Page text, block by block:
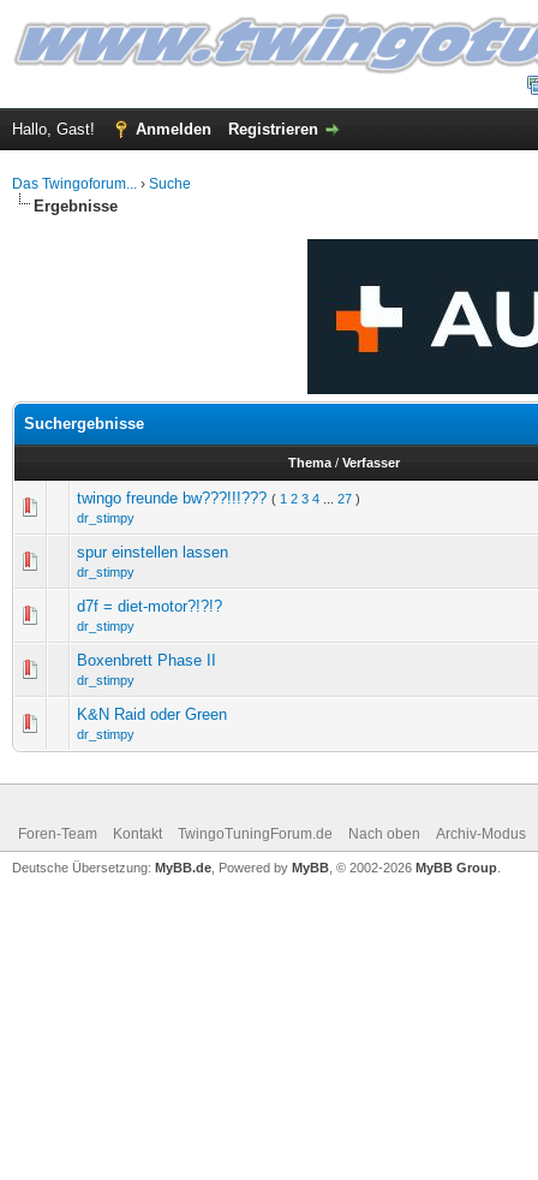
Hallo, Gast! Anmelden Registrieren
Das Twingoforum... › Suche
Ergebnisse
Suchergebnisse
Thema / Verfasser
twingo freunde bw???!!!??? ( 1 2 3 4 27 )
dr_stimpy
spur einstellen lassen
dr_stimpy
d7f = diet-motor?!?!?
dr_stimpy
Boxenbrett Phase II
dr_stimpy
K&N Raid oder Green
dr_stimpy
Foren-Team Kontakt TwingoTuningForum.de Nach oben Archiv-Modus
Deutsche Übersetzung: MyBB.de , Powered by MyBB , © 2002-2026 MyBB Group